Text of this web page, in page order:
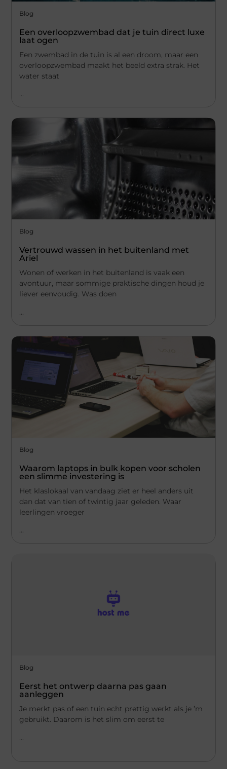
Blog
Een overloopzwembad dat je tuin direct luxe
laat ogen
Een zwembad in de tuin is al een droom, maar een
overloopzwembad maakt het beeld extra strak. Het
water staat
...
Blog
Vertrouwd wassen in het buitenland met
Ariel
Wonen of werken in het buitenland is vaak een
avontuur, maar sommige praktische dingen houd je
liever eenvoudig. Was doen
...
Blog
Waarom laptops in bulk kopen voor scholen
een slimme investering is
Het klaslokaal van vandaag ziet er heel anders uit
dan dat van tien of twintig jaar geleden. Waar
leerlingen vroeger
...
Blog
Eerst het ontwerp daarna pas gaan
aanleggen
Je merkt pas of een tuin echt prettig werkt als je ’m
gebruikt. Daarom is het slim om eerst te
...